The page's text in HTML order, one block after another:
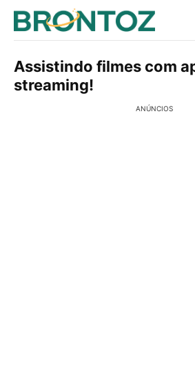
Assistindo filmes com
streaming!
ANÚNCIOS